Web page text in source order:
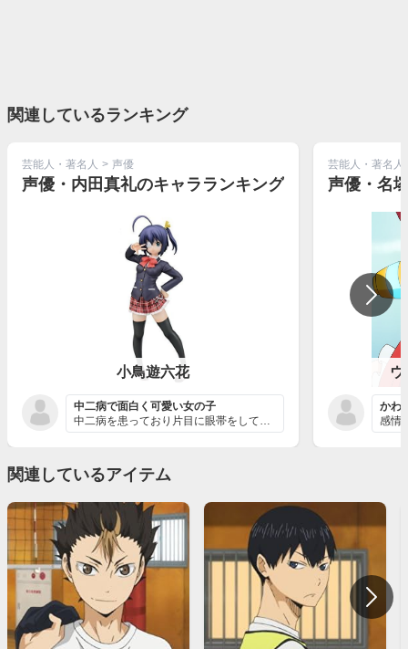
関連しているランキング
芸能人・著名人 > 声優
声優・内田真礼のキャラランキング
小鳥遊六花
中二病で面白く可愛い女の子
中二病を患っており片目に眼帯をしているちょっとおかしな...
芸能人・著名人
声優・名
かわ
関連しているアイテム